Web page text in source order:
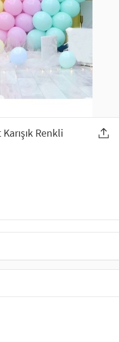
Renkli